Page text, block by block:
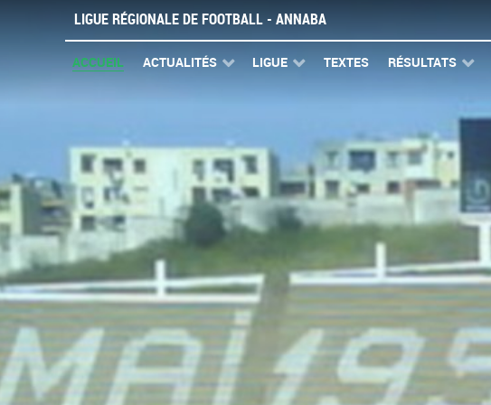
LIGUE RÉGIONALE DE FOOTBALL - ANNABA
ACCUEIL ACTUALITÉS LIGUE TEXTES RÉSULTATS